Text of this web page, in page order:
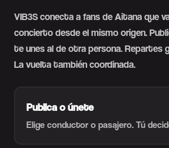
VIB3S conecta a fans de Aitana que
concierto desde el mismo origen.
te unes al de otra persona. Repartes
La vuelta también coordinada.
Publica o únete
Elige conductor o pasajero. Tú